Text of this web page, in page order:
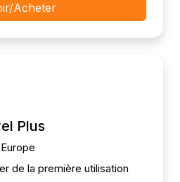
Acheter
Plus
de la première utilisation